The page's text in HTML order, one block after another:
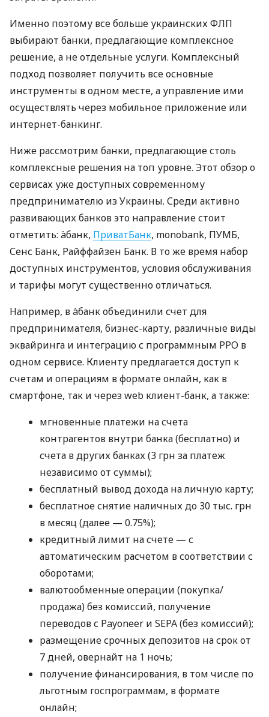
Именно поэтому все больше украинских ФЛП
выбирают банки, предлагающие комплексное
решение, а не отдельные услуги. Комплексный
подход позволяет получить все основные
инструменты в одном месте, а управление ими
осуществлять через мобильное приложение или
интернет-банкинг.
Ниже рассмотрим банки, предлагающие столь
комплексные решения на топ уровне. Этот обзор о
сервисах уже доступных современному
предпринимателю из Украины. Среди активно
развивающих банков это направление стоит
отметить: àбанк, ПриватБанк, monobank, ПУМБ,
Сенс Банк, Райффайзен Банк. В то же время набор
доступных инструментов, условия обслуживания
и тарифы могут существенно отличаться.
Например, в àбанк объединили счет для
предпринимателя, бизнес-карту, различные виды
эквайринга и интеграцию с программным РРО в
одном сервисе. Клиенту предлагается доступ к
счетам и операциям в формате онлайн, как в
смартфоне, так и через web клиент-банк, а также:
мгновенные платежи на счета
контрагентов внутри банка (бесплатно) и
счета в других банках (3 грн за платеж
независимо от суммы);
бесплатный вывод дохода на личную карту;
бесплатное снятие наличных до 30 тыс. грн
в месяц (далее — 0.75%);
кредитный лимит на счете — с
автоматическим расчетом в соответствии с
оборотами;
валютообменные операции (покупка/
продажа) без комиссий, получение
переводов с Payoneer и SEPA (без комиссий);
размещение срочных депозитов на срок от
7 дней, овернайт на 1 ночь;
получение финансирования, в том числе по
льготным госпрограммам, в формате
онлайн;